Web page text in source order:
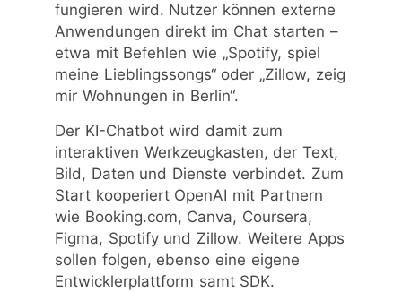
fungieren wird. Nutzer können externe
Anwendungen direkt im Chat starten –
etwa mit Befehlen wie „Spotify, spiel
meine Lieblingssongs“ oder „Zillow, zeig
mir Wohnungen in Berlin“.
Der KI-Chatbot wird damit zum
interaktiven Werkzeugkasten, der Text,
Bild, Daten und Dienste verbindet. Zum
Start kooperiert OpenAI mit Partnern
wie Booking.com, Canva, Coursera,
Figma, Spotify und Zillow. Weitere Apps
sollen folgen, ebenso eine eigene
Entwicklerplattform samt SDK.